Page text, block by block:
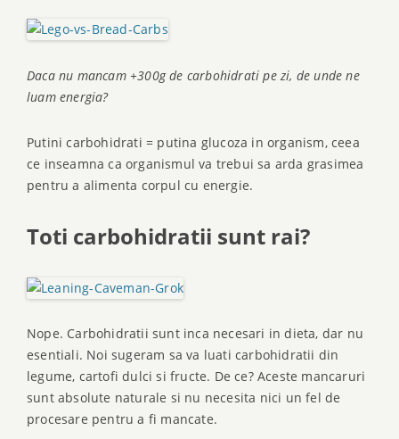
Daca nu mancam +300g de carbohidrati pe zi, de unde ne
luam energia?
Putini carbohidrati = putina glucoza in organism, ceea
ce inseamna ca organismul va trebui sa arda grasimea
pentru a alimenta corpul cu energie.
Toti carbohidratii sunt rai?
Nope. Carbohidratii sunt inca necesari in dieta, dar nu
esentiali. Noi sugeram sa va luati carbohidratii din
legume, cartofi dulci si fructe. De ce? Aceste mancaruri
sunt absolute naturale si nu necesita nici un fel de
procesare pentru a fi mancate.